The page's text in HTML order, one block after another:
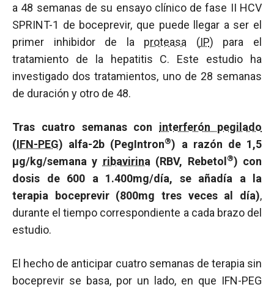
a 48 semanas de su ensayo clínico de fase II HCV
SPRINT-1 de boceprevir, que puede llegar a ser el
primer inhibidor de la proteasa (IP) para el
tratamiento de la hepatitis C. Este estudio ha
investigado dos tratamientos, uno de 28 semanas
de duración y otro de 48.
Tras cuatro semanas con interferón pegilado
(IFN-PEG) alfa-2b (PegIntron®) a razón de 1,5
µg/kg/semana y ribavirina (RBV, Rebetol ®) con
dosis de 600 a 1.400mg/día, se añadía a la
terapia boceprevir (800mg tres veces al día),
durante el tiempo correspondiente a cada brazo del
estudio.
El hecho de anticipar cuatro semanas de terapia sin
boceprevir se basa, por un lado, en que IFN-PEG